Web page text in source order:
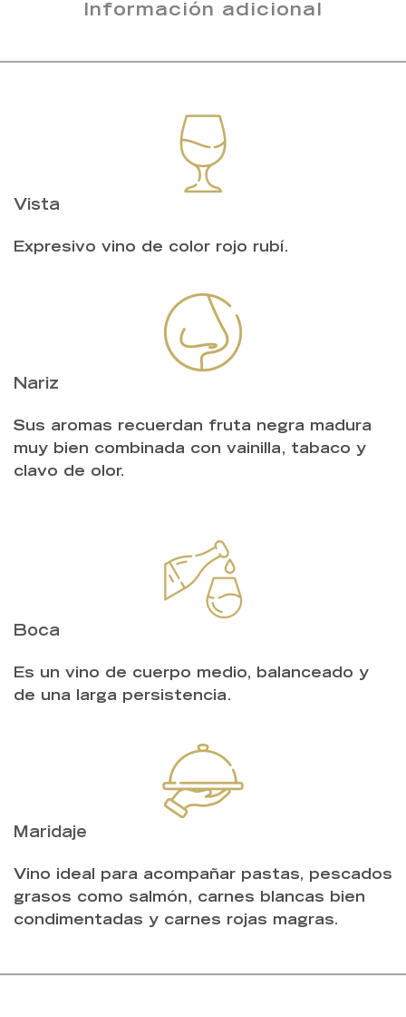
Información adicional
Vista
Expresivo vino de color rojo rubí.
Nariz
Sus aromas recuerdan fruta negra madura
muy bien combinada con vainilla, tabaco y
clavo de olor.
Boca
Es un vino de cuerpo medio, balanceado y
de una larga persistencia.
Maridaje
Vino ideal para acompañar pastas, pescados
grasos como salmón, carnes blancas bien
condimentadas y carnes rojas magras.